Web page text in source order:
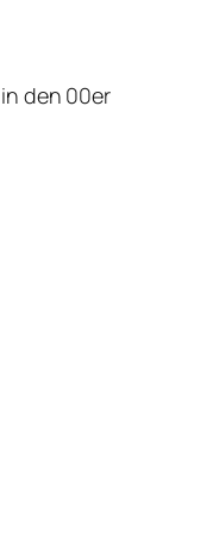
den 00er